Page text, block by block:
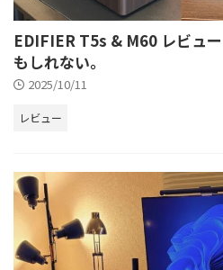
EDIFIER T5s & M60 レビュ
もしれない。
2025/10/11
レビュー